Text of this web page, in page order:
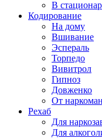
В
Кодирование
На дому
Вшивание
Эспераль
Торпедо
Вивитрол
Гипноз
Довженко
От
Рехаб
Для
Для